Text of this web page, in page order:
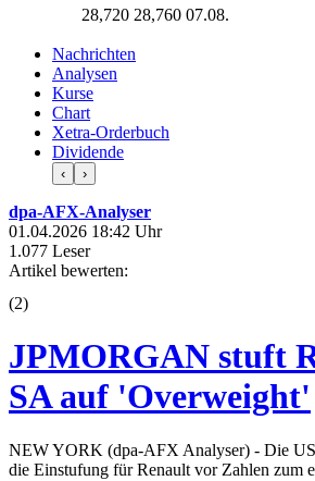
28,720 28,760 07.08.
Nachrichten
Analysen
Kurse
Chart
Xetra-Orderbuch
Dividende
‹ ›
dpa-AFX-Analyser
01.04.2026 18:42 Uhr
1.077 Leser
Artikel bewerten:
(2)
JPMORGAN stuft
SA auf 'Overweight'
NEW YORK (dpa-AFX Analyser) - Die
die Einstufung für Renault vor Zahlen zum